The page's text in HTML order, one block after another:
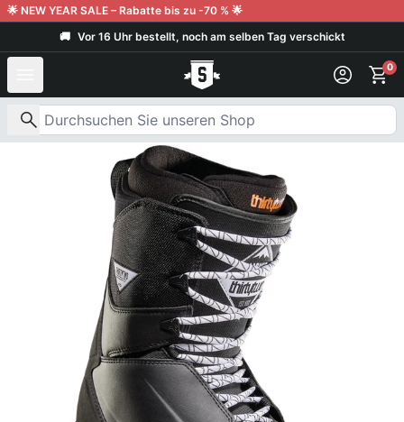
Weiter zum Inhalt
🌟 NEW YEAR SALE – Rabatte bis zu -70 % 🌟
🚚 Vor 16 Uhr bestellt, noch am selben Tag verschickt
0
Nach Produkten suchen